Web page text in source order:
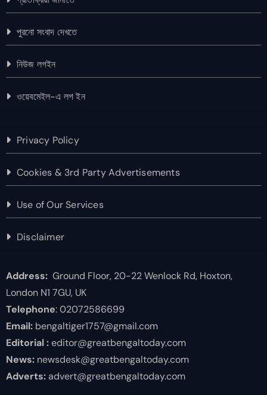
পুরনো সংবাদ দেখতে
নিউজ লগইন
ওয়েবমেইল-এ লগ ইন
Privacy Policy
Cookies & 3rd Party Advertisements
Use of Our Services
Disclaimer
Address:Ground Floor, 20-22 Wenlock Rd, Hoxton,
London N1 7GU, UK
Telephone: 02072586699
Email:bengaltiger1757@gmail.com
Editorial :editor@greatbengaltoday.com
News:newsdesk@greatbengaltoday.com
Adverts:advert@greatbengaltoday.com